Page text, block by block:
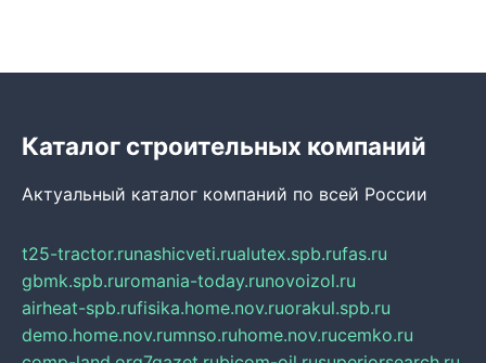
Каталог строительных компаний
Актуальный каталог компаний по всей России
t25-tractor.runashicveti.rualutex.spb.rufas.ru
gbmk.spb.ruromania-today.runovoizol.ru
airheat-spb.rufisika.home.nov.ruorakul.spb.ru
demo.home.nov.rumnso.ruhome.nov.rucemko.ru